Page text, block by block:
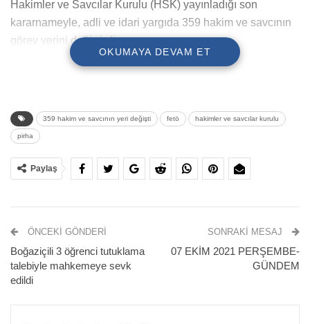
Hakimler ve Savcılar Kurulu (HSK) yayınladığı son
kararnameyle, adli ve idari yargıda 359 hakim ve savcının
görev yerini değiştirdi.
Yapılan yazılı açıklama ile Adli ve İdari Yargı
görev yeri değişti.
OKUMAYA DEVAM ET
359 hakim ve savcının yeri değişti fetö hakimler ve savcılar kurulu
pirha
Paylaş
ÖNCEKI GÖNDERI
Boğaziçili 3 öğrenci tutuklama
talebiyle mahkemeye sevk
edildi
SONRAKI MESAJ
07 EKİM 2021 PERŞEMBE-
GÜNDEM